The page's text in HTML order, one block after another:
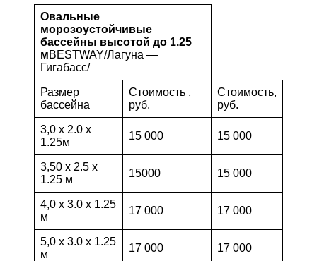
Овальные
морозоустойчивые
бассейны высотой до 1.25
мBESTWAY/Лагуна —
Гигабасс/
Размер
бассейна
Стоимость ,
руб.
Стоимость,
руб.
3,0 х 2.0 х
1.25м
15 000 15 000
3,50 х 2.5 х
1.25 м
15000 15 000
4,0 х 3.0 х 1.25
м
17 000 17 000
5,0 х 3.0 х 1.25
м
17 000 17 000